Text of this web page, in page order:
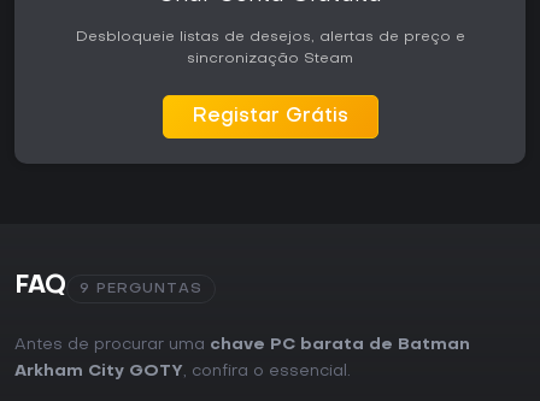
Desbloqueie listas de desejos, alertas de preço e
sincronização Steam
Registar Grátis
FAQ 9 PERGUNTAS
Antes de procurar uma chave PC barata de Batman
Arkham City GOTY, confira o essencial.